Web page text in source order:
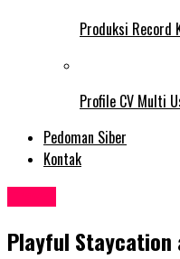
Produksi Record
Profile CV Multi
Pedoman Siber
Kontak
Playful Staycation